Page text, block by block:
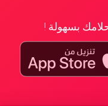
بسهولة !